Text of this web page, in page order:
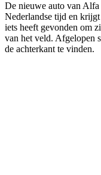
De nieuwe auto van
Nederlandse tijd en
iets heeft gevonden om
van het veld. Afgelopen
de achterkant te vinden.